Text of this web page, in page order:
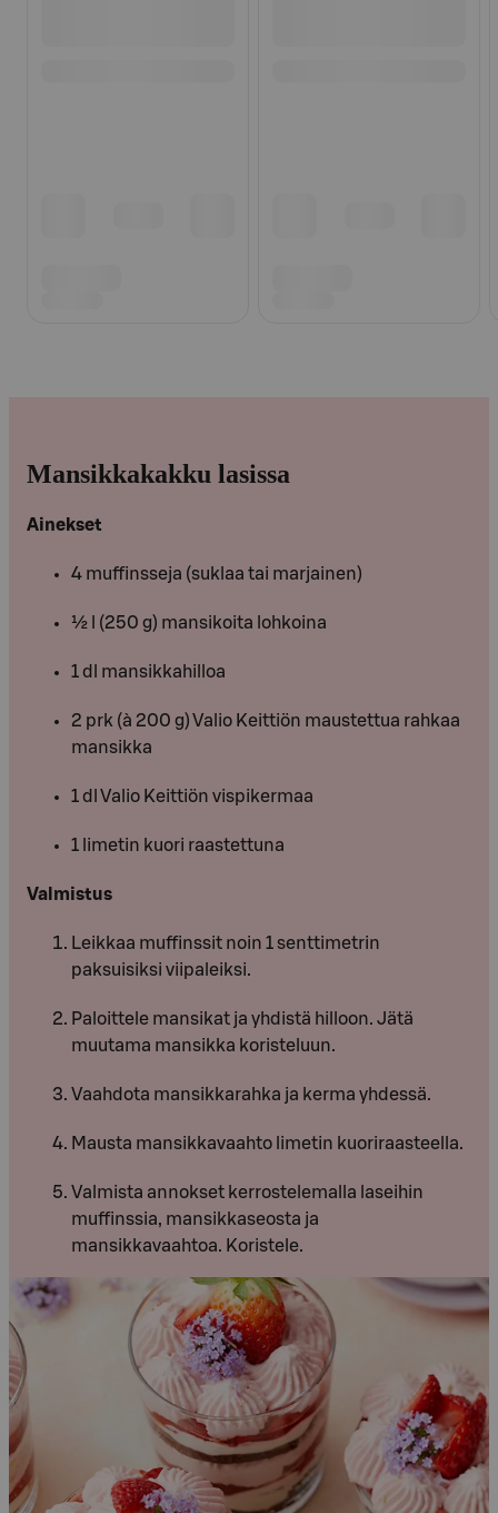
Mansikkakakku lasissa
Ainekset
4 muffinsseja (suklaa tai marjainen)
½ l (250 g) mansikoita lohkoina
1 dl mansikkahilloa
2 prk (à 200 g) Valio Keittiön maustettua rahkaa
mansikka
1 dl Valio Keittiön vispikermaa
1 limetin kuori raastettuna
Valmistus
Leikkaa muffinssit noin 1 senttimetrin
paksuisiksi viipaleiksi.
Paloittele mansikat ja yhdistä hilloon. Jätä
muutama mansikka koristeluun.
Vaahdota mansikkarahka ja kerma yhdessä.
Mausta mansikkavaahto limetin kuoriraasteella.
Valmista annokset kerrostelemalla laseihin
muffinssia, mansikkaseosta ja
mansikkavaahtoa. Koristele.